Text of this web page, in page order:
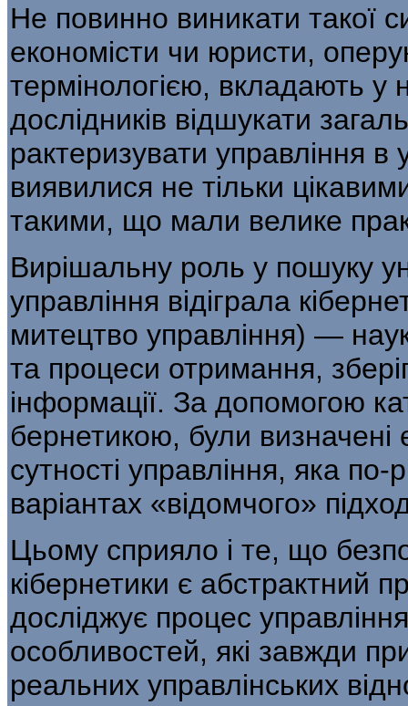
Не повинно виникати такої
економісти чи юристи,
термінологією, вкладають у
дослідників відшукати
рактеризувати управління
виявилися не тільки
такими, що мали велике
Вирішальну роль у пошуку
управління відіграла
митецтво управління) —
та процеси отримання,
інформації. За допомогою
бернетикою, були визначені
сутності управління, яка по-
варіантах «відомчого»
Цьому сприяло і те, що
кіберне­тики є абстрактний
досліджує процес
особливостей, які завжди
реальних управлінських